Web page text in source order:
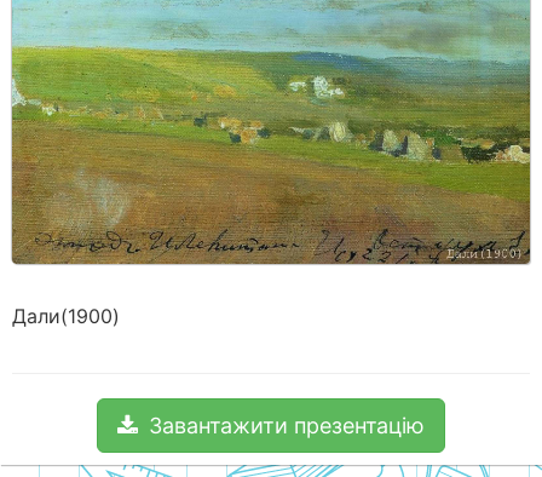
Дали(1900)
Завантажити презентацію